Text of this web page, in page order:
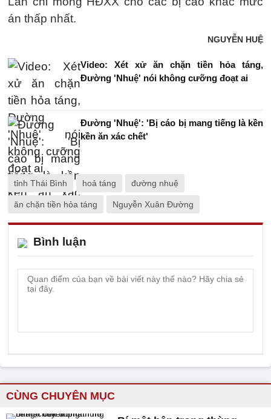
án thấp nhất.
NGUYỄN HUỆ
Video: Xét xử ăn chặn tiền hỏa táng,
Đường 'Nhuệ' nói không cưỡng đoạt ai
Đường 'Nhuệ': 'Bị cáo bị mang tiếng là kền
kền ăn xác chết'
tỉnh Thái Bình hoả táng đường nhuệ
ăn chặn tiền hỏa táng Nguyễn Xuân Đường
Bình luận
CÙNG CHUYÊN MỤC